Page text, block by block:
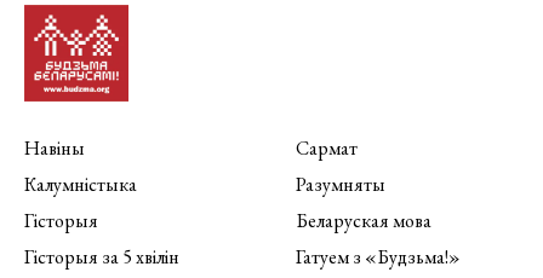
Навіны
Калумністыка
Гісторыя
Гісторыя за 5 хвілін
Сармат
Разумняты
Беларуская мова
Гатуем з «Будзьма!»